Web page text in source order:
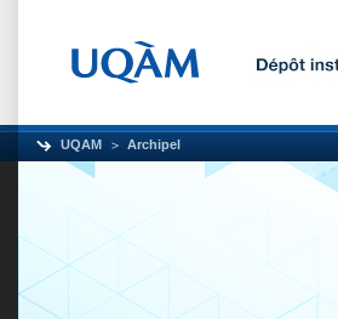
UQAM Archipel